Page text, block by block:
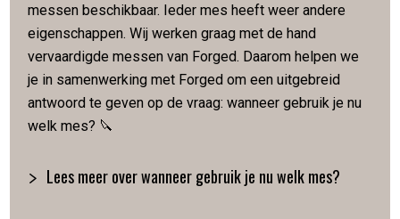
messen beschikbaar. Ieder mes heeft weer andere
eigenschappen. Wij werken graag met de hand
vervaardigde messen van Forged. Daarom helpen we
je in samenwerking met Forged om een uitgebreid
antwoord te geven op de vraag: wanneer gebruik je nu
welk mes? 🔪
Lees meer over wanneer gebruik je nu welk mes?